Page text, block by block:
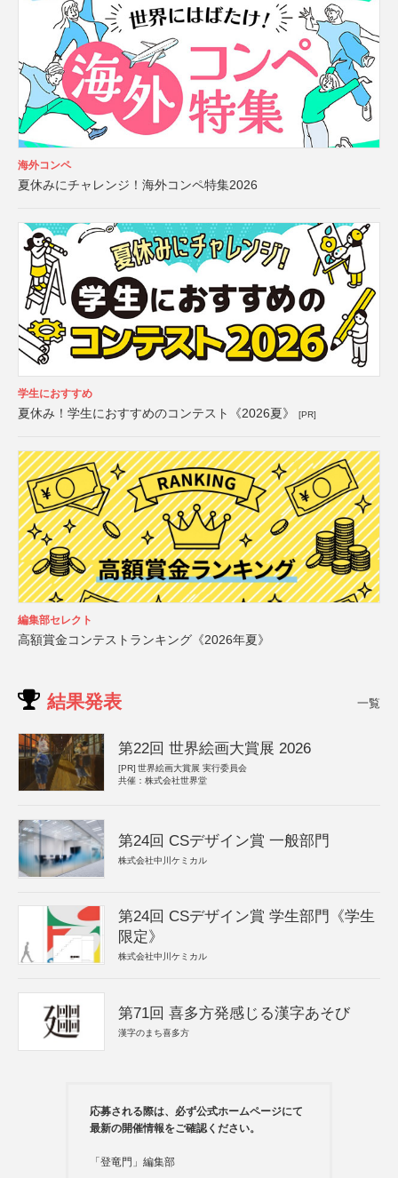
海外コンペ
夏休みにチャレンジ！海外コンペ特集2026
学生におすすめ
夏休み！学生におすすめのコンテスト《2026夏》 [PR]
編集部セレクト
高額賞金コンテストランキング《2026年夏》
結果発表 一覧
第22回 世界絵画大賞展 2026
[PR] 世界絵画大賞展 実行委員会
共催：株式会社世界堂
第24回 CSデザイン賞 一般部門
株式会社中川ケミカル
第24回 CSデザイン賞 学生部門《学生
限定》
株式会社中川ケミカル
第71回 喜多方発感じる漢字あそび
漢字のまち喜多方
応募される際は、必ず公式ホームページにて
最新の開催情報をご確認ください。
「登竜門」編集部